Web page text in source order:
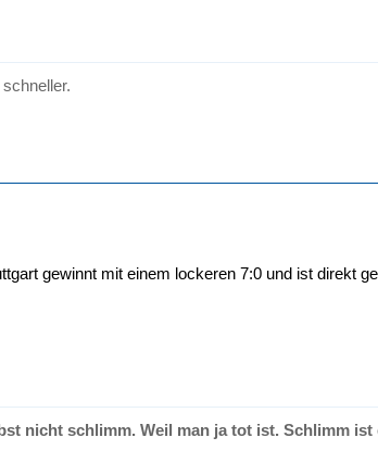
gewinnt mit einem lockeren 7:0 und ist direkt
nicht schlimm. Weil man ja tot ist. Schlimm ist